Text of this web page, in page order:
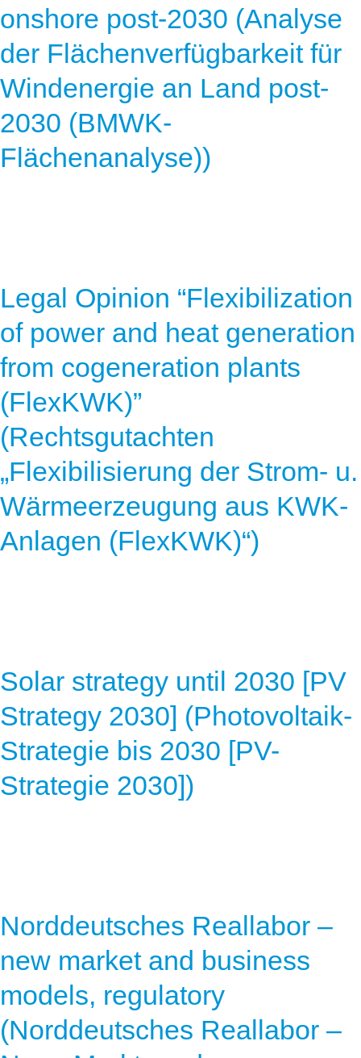
onshore post-2030 (Analyse
der Flächenverfügbarkeit für
Windenergie an Land post-
2030 (BMWK-
Flächenanalyse))
Legal Opinion “Flexibilization
of power and heat generation
from cogeneration plants
(FlexKWK)”
(Rechtsgutachten
„Flexibilisierung der Strom- u.
Wärmeerzeugung aus KWK-
Anlagen (FlexKWK)“)
Solar strategy until 2030 [PV
Strategy 2030] (Photovoltaik-
Strategie bis 2030 [PV-
Strategie 2030])
Norddeutsches Reallabor –
new market and business
models, regulatory
(Norddeutsches Reallabor –